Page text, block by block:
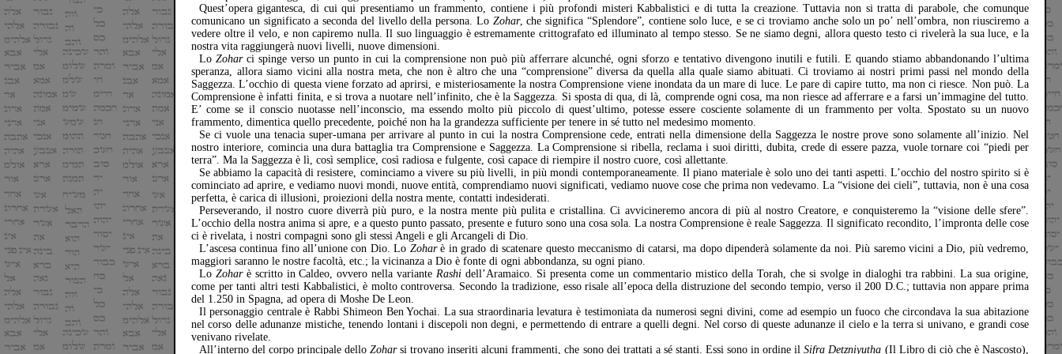
Quest’opera gigantesca, di cui qui presentiamo un frammento, contiene i più profondi misteri Kabbalistici e di tutta la creazione. Tuttavia non si tratta di parabole, che comunque
comunicano un significato a seconda del livello della persona. Lo Zohar, che significa “Splendore”, contiene solo luce, e se ci troviamo anche solo un po’ nell’ombra, non riusciremo a
vedere oltre il velo, e non capiremo nulla. Il suo linguaggio è estremamente crittografato ed illuminato al tempo stesso. Se ne siamo degni, allora questo testo ci rivelerà la sua luce, e la
nostra vita raggiungerà nuovi livelli, nuove dimensioni.
Lo Zoharci spinge verso un punto in cui la comprensione non può più afferrare alcunché, ogni sforzo e tentativo divengono inutili e futili. E quando stiamo abbandonando l’ultima
speranza, allora siamo vicini alla nostra meta, che non è altro che una “comprensione” diversa da quella alla quale siamo abituati. Ci troviamo ai nostri primi passi nel mondo della
Saggezza. L’occhio di questa viene forzato ad aprirsi, e misteriosamente la nostra Comprensione viene inondata da un mare di luce. Le pare di capire tutto, ma non ci riesce. Non può. La
Comprensione è infatti finita, e si trova a nuotare nell’infinito, che è la Saggezza. Si sposta di qua, di là, comprende ogni cosa, ma non riesce ad afferrare e a farsi un’immagine del tutto.
E’ come se il conscio nuotasse nell’inconscio, ma essendo molto più piccolo di quest’ultimo, potesse essere cosciente solamente di un frammento per volta. Spostato su un nuovo
frammento, dimentica quello precedente, poiché non ha la grandezza sufficiente per tenere in sé tutto nel medesimo momento.
Se ci vuole una tenacia super-umana per arrivare al punto in cui la nostra Comprensione cede, entrati nella dimensione della Saggezza le nostre prove sono solamente all’inizio. Nel
nostro interiore, comincia una dura battaglia tra Comprensione e Saggezza. La Comprensione si ribella, reclama i suoi diritti, dubita, crede di essere pazza, vuole tornare coi “piedi per
terra”. Ma la Saggezza è lì, così semplice, così radiosa e fulgente, così capace di riempire il nostro cuore, così allettante.
Se abbiamo la capacità di resistere, cominciamo a vivere su più livelli, in più mondi contemporaneamente. Il piano materiale è solo uno dei tanti aspetti. L’occhio del nostro spirito si è
cominciato ad aprire, e vediamo nuovi mondi, nuove entità, comprendiamo nuovi significati, vediamo nuove cose che prima non vedevamo. La “visione dei cieli”, tuttavia, non è una cosa
perfetta, è carica di illusioni, proiezioni della nostra mente, contatti indesiderati.
Perseverando, il nostro cuore diverrà più puro, e la nostra mente più pulita e cristallina. Ci avvicineremo ancora di più al nostro Creatore, e conquisteremo la “visione delle sfere”.
L’occhio della nostra anima si apre, e a questo punto passato, presente e futuro sono una cosa sola. La nostra Comprensione è reale Saggezza. Il significato recondito, l’impronta delle cose
ci è rivelata, i nostri compagni sono gli stessi Angeli e gli Arcangeli di Dio.
L’ascesa continua fino all’unione con Dio. Lo Zoharè in grado di scatenare questo meccanismo di catarsi, ma dopo dipenderà solamente da noi. Più saremo vicini a Dio, più vedremo,
maggiori saranno le nostre facoltà, etc.; la vicinanza a Dio è fonte di ogni abbondanza, su ogni piano.
Lo Zoharè scritto in Caldeo, ovvero nella varianteRashi dell’Aramaico. Si presenta come un commentario mistico della Torah, che si svolge in dialoghi tra rabbini. La sua origine,
come per tanti altri testi Kabbalistici, è molto controversa. Secondo la tradizione, esso risale all’epoca della distruzione del secondo tempio, verso il 200 D.C.; tuttavia non appare prima
del 1.250 in Spagna, ad opera di Moshe De Leon.
Il personaggio centrale è Rabbi Shimeon Ben Yochai. La sua straordinaria levatura è testimoniata da numerosi segni divini, come ad esempio un fuoco che circondava la sua abitazione
nel corso delle adunanze mistiche, tenendo lontani i discepoli non degni, e permettendo di entrare a quelli degni. Nel corso di queste adunanze il cielo e la terra si univano, e grandi cose
venivano rivelate.
All’interno del corpo principale dello Zoharsi trovano inseriti alcuni frammenti, che sono dei trattati a sé stanti. Essi sono in ordine ilSifra Detzniyutha (Il Libro di ciò che è Nascosto),